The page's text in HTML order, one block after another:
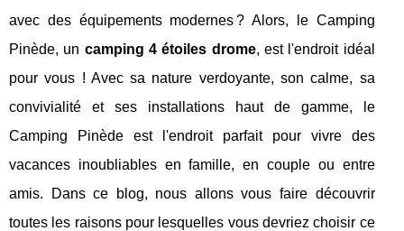
avec des équipements modernes ? Alors, le Camping
Pinède, un camping 4 étoiles drome, est l'endroit idéal
pour vous ! Avec sa nature verdoyante, son calme, sa
convivialité et ses installations haut de gamme, le
Camping Pinède est l'endroit parfait pour vivre des
vacances inoubliables en famille, en couple ou entre
amis. Dans ce blog, nous allons vous faire découvrir
toutes les raisons pour lesquelles vous devriez choisir ce